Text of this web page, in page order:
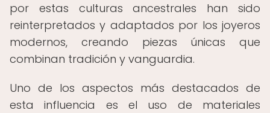
por estas culturas ancestrales han sido
reinterpretados y adaptados por los joyeros
modernos, creando piezas únicas que
combinan tradición y vanguardia.
Uno de los aspectos más destacados de
esta influencia es el uso de materiales